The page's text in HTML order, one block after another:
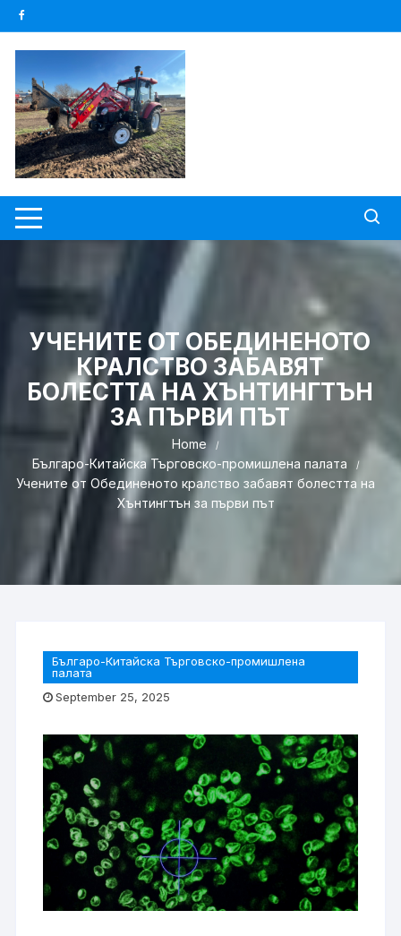
Skip
to
content
УЧЕНИТЕ ОТ ОБЕДИНЕНОТО
КРАЛСТВО ЗАБАВЯТ
БОЛЕСТТА НА ХЪНТИНГТЪН
ЗА ПЪРВИ ПЪТ
Home
Българо-Китайска Търговско-промишлена палaта
Учените от Обединеното кралство забавят болестта на
Хънтингтън за първи път
Българо-Китайска Търговско-промишлена
палaта
September 25, 2025